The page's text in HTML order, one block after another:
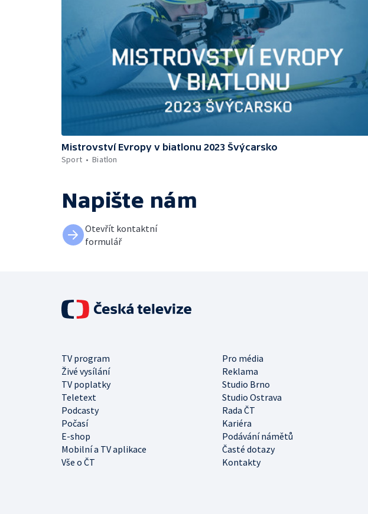
Mistrovství Evropy v biatlonu 2023 Švýcarsko
Sport
Biatlon
Napište nám
Otevřít kontaktní
formulář
TV program
Pro média
Živé vysílání
Reklama
TV poplatky
Studio Brno
Teletext
Studio Ostrava
Podcasty
Rada ČT
Počasí
Kariéra
E-shop
Podávání námětů
Mobilní a TV aplikace
Časté dotazy
Vše o ČT
Kontakty